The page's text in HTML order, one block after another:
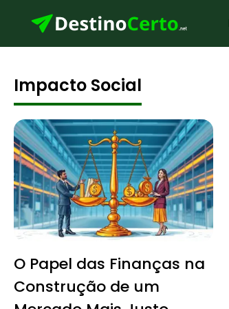
Impacto Social
O Papel das Finanças na
Construção de um